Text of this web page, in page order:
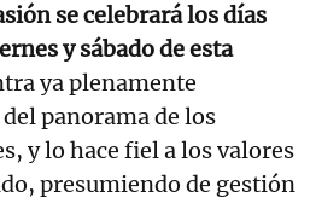
se celebrará los días
y sábado de esta
ya plenamente
panorama de los
y lo hace fiel a los valores
presumiendo de gestión